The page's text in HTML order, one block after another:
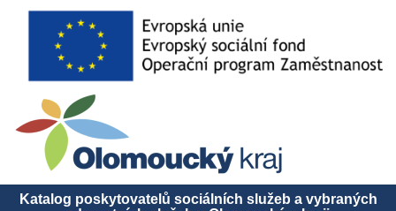
Katalog poskytovatelů sociálních služeb a vybraných